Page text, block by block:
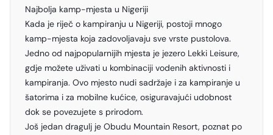
Najbolja kamp-mjesta u Nigeriji
Kada je riječ o kampiranju u Nigeriji, postoji mnogo
kamp-mjesta koja zadovoljavaju sve vrste pustolova.
Jedno od najpopularnijih mjesta je jezero Lekki Leisure,
gdje možete uživati u kombinaciji vodenih aktivnosti i
kampiranja. Ovo mjesto nudi sadržaje i za kampiranje u
šatorima i za mobilne kućice, osiguravajući udobnost
dok se povezujete s prirodom.
Još jedan dragulj je Obudu Mountain Resort, poznat po